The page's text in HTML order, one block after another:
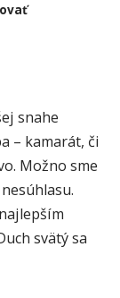
snahe
– kamarát, či
Možno sme
svätý sa